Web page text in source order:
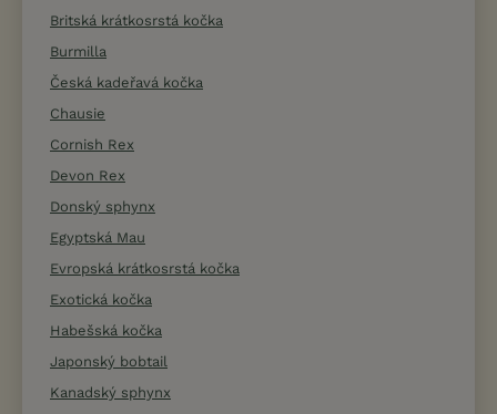
Britská krátkosrstá kočka
Burmilla
Česká kadeřavá kočka
Chausie
Cornish Rex
Devon Rex
Donský sphynx
Egyptská Mau
Evropská krátkosrstá kočka
Exotická kočka
Habešská kočka
Japonský bobtail
Kanadský sphynx